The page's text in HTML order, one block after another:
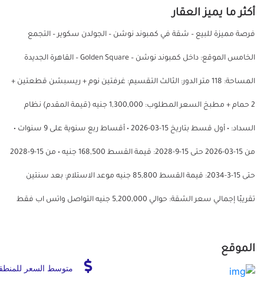
أكثر ما يميز العقار
فرصة مميزة للبيع – شقة في كمبوند نوشن – الجولدن سكوير – التجمع
الخامس الموقع: داخل كمبوند نوشن – Golden Square – القاهرة الجديدة
المساحة: 118 متر الدور: الثالث التقسيم: غرفتين نوم + ريسبشن قطعتين +
2 حمام + مطبخ السعر المطلوب: 1,300,000 جنيه (قيمة المقدم) نظام
السداد: • أول قسط بتاريخ 15-03-2026 • أقساط ربع سنوية على 9 سنوات •
من 15-03-2026 حتى 15-9-2028: قيمة القسط 168,500 جنيه • من 15-9-2028
حتى 15-3-2034: قيمة القسط 85,800 جنيه موعد الاستلام: بعد سنتين
تقريبًا إجمالي سعر الشقة: حوالي 5,200,000 جنيه التواصل واتس اب فقط
الموقع
متوسط السعر